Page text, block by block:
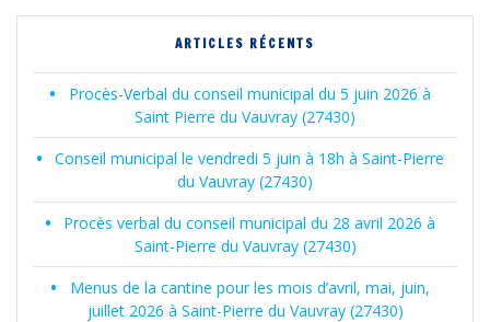
ARTICLES RÉCENTS
Procès-Verbal du conseil municipal du 5 juin 2026 à
Saint Pierre du Vauvray (27430)
Conseil municipal le vendredi 5 juin à 18h à Saint-Pierre
du Vauvray (27430)
Procès verbal du conseil municipal du 28 avril 2026 à
Saint-Pierre du Vauvray (27430)
Menus de la cantine pour les mois d’avril, mai, juin,
juillet 2026 à Saint-Pierre du Vauvray (27430)